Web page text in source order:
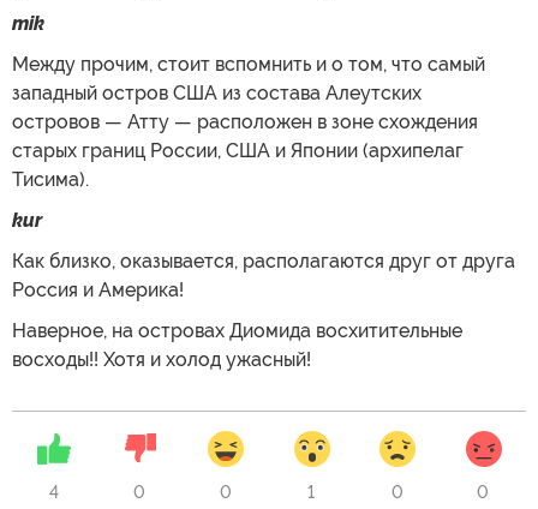
mik
Между прочим, стоит вспомнить и о том, что самый
западный остров США из состава Алеутских
островов — Атту — расположен в зоне схождения
старых границ России, США и Японии (архипелаг
Тисима).
kur
Как близко, оказывается, располагаются друг от друга
Россия и Америка!
Наверное, на островах Диомида восхитительные
восходы!! Хотя и холод ужасный!
4 0 0 1 0 0